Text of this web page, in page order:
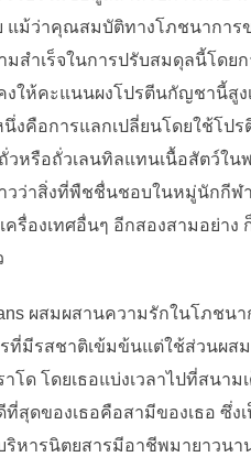
แม้ว่าคุณสมบัติทางโภชนาการ
สำเร็จในการปรับสมดุลนี้โดย
งให้คะแนนผงโปรตีนกัญชานี้สู
งคือการแลกเปลี่ยนโดยใช้โป
วหรือถั่วเลนทิลแทนเนื้อสัตว์ใน
าวว่าสิ่งที่พืชชื่นชอบในหมู่นักกีฬ
ครื่องเทศอื่นๆ อีกสองสามอย่า
ผสมผสานความรักในโภชน
ที่มีรสชาติเข้มข้นแต่ใช้ส่วนผส
าโด โดยเธอแบ่งเวลาไปที่สน
สุดของเธอคือสามีของเธอ ซึ่ง
หารนิตยสารมีอาชีพมายาวนา